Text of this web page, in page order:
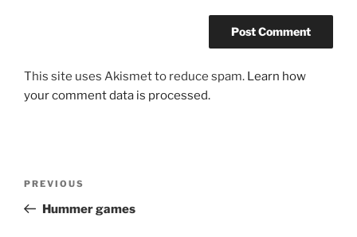
This site uses Akismet to reduce spam. Learn how
your comment data is processed.
Previous
Post
PREVIOUS
Hummer games